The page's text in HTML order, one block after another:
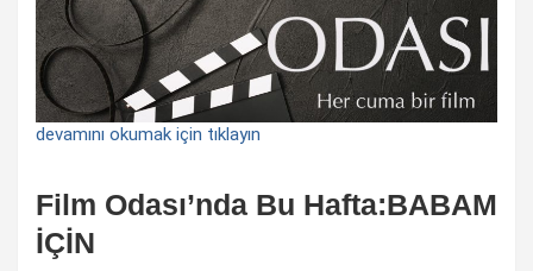
devamını okumak için tıklayın
Film Odası’nda Bu Hafta:BABAM
İÇİN